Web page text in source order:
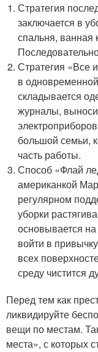
Стратегия
заключается в
спальня, ванная
Стратегия «Все
в
складывается
журналы,
большой семьи,
часть работы.
Способ «Флай
американкой
регулярном
уборки
основывается
войти в
всех
среду чистится
Перед тем как
ликвидируйте
вещи по местам.
места», с которых